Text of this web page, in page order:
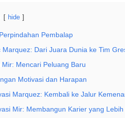
hide
Pembalap
Marquez: Dari Juara Dunia ke Tim
Mir: Mencari Peluang Baru
Motivasi dan Harapan
Marquez: Kembali ke Jalur
Mir: Membangun Karier yang Lebih